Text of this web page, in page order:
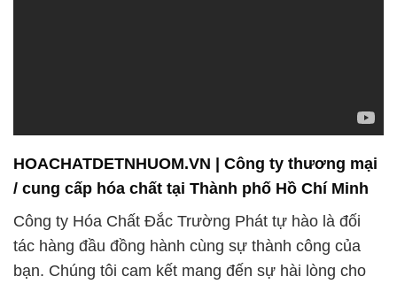
HOACHATDETNHUOM.VN | Công ty thương mại
/ cung cấp hóa chất tại Thành phố Hồ Chí Minh
Công ty Hóa Chất Đắc Trường Phát tự hào là đối
tác hàng đầu đồng hành cùng sự thành công của
bạn. Chúng tôi cam kết mang đến sự hài lòng cho